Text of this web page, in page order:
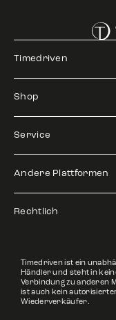
Timedriven
Shop
Service
Andere Plattformen
Rechtlich
Timedriven ist ein
Händler und steht in
Verbindung zu anderen
ist auch kein
Wiederverkäufer.